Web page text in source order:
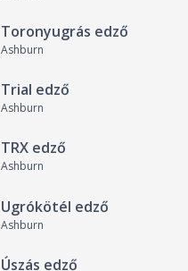
Toronyugrás edző
Ashburn
Trial edző
Ashburn
TRX edző
Ashburn
Ugrókötél edző
Ashburn
Úszás edző